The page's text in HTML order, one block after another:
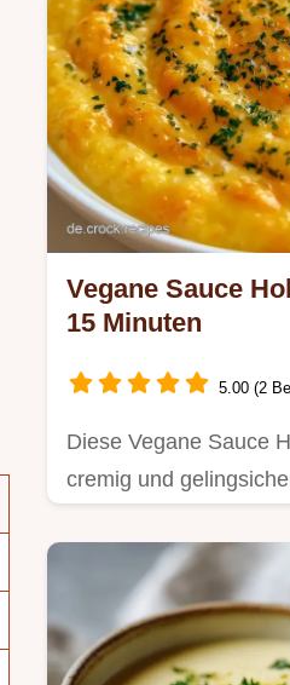
Vegane Sauce
15 Minuten
5.00 (2
Diese Vegane Sauce
cremig und